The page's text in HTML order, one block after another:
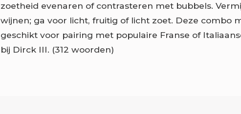
zoetheid evenaren of contrasteren met bubbels.
wijnen; ga voor licht, fruitig of licht zoet. Deze combo
geschikt voor pairing met populaire Franse of
bij Dirck III. (312 woorden)